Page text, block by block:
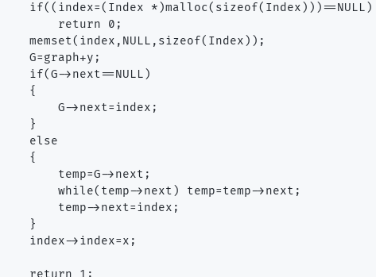
    if((index=(Index *)malloc(sizeof(Index)))==NULL)
        return 0;
    memset(index,NULL,sizeof(Index));
    G=graph+y;
    if(G->next==NULL)
    {
        G->next=index;
    }
    else
    {
        temp=G->next;
        while(temp->next) temp=temp->next;
        temp->next=index;
    }
    index->index=x;
    return 1;